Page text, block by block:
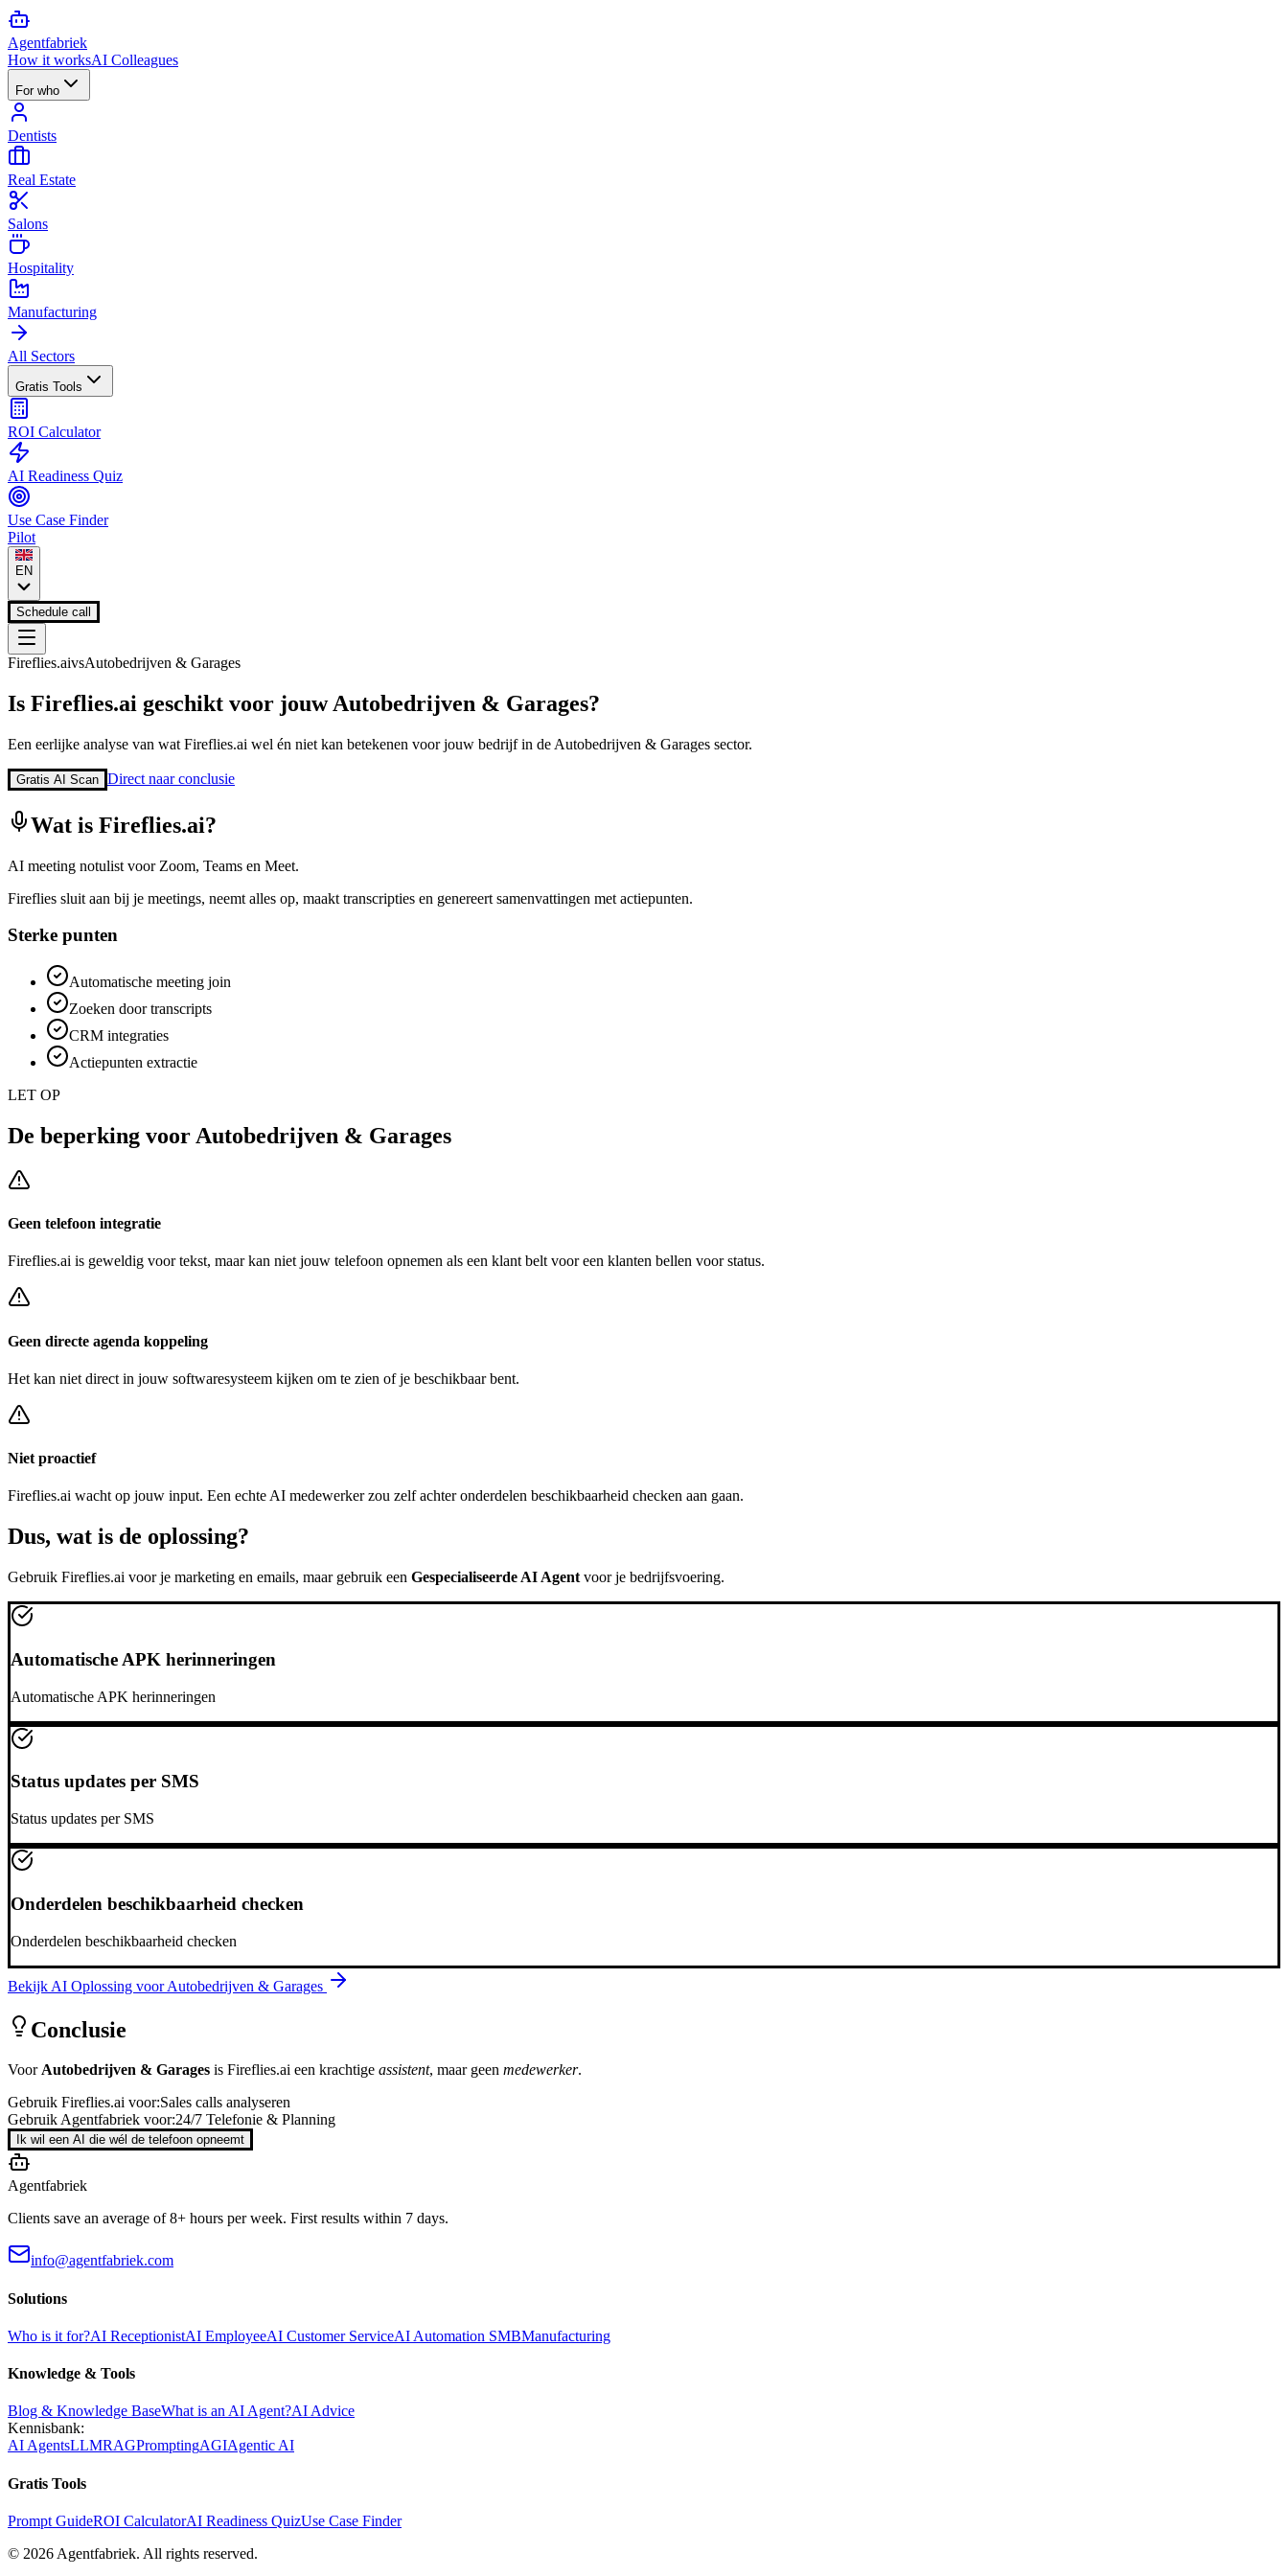
Agentfabriek
How it worksAI Colleagues
For who
Dentists
Real Estate
Salons
Hospitality
Manufacturing
All Sectors
Gratis Tools
ROI Calculator
AI Readiness Quiz
Use Case Finder
Pilot
EN
Schedule call
Fireflies.aivsAutobedrijven & Garages
Is Fireflies.ai geschikt voor jouwAutobedrijven & Garages?
Een eerlijke analyse van wat Fireflies.ai wel én niet kan betekenen voor jouw bedrijf in de Autobedrijven & Garages sector.
Gratis AI Scan Direct naar conclusie
Wat is Fireflies.ai?
AI meeting notulist voor Zoom, Teams en Meet.
Fireflies sluit aan bij je meetings, neemt alles op, maakt transcripties en genereert samenvattingen met actiepunten.
Sterke punten
Automatische meeting join
Zoeken door transcripts
CRM integraties
Actiepunten extractie
LET OP
De beperking voor Autobedrijven & Garages
Geen telefoon integratie
Fireflies.ai is geweldig voor tekst, maar kan niet jouw telefoon opnemen als een klant belt voor een klanten bellen voor status.
Geen directe agenda koppeling
Het kan niet direct in jouw softwaresysteem kijken om te zien of je beschikbaar bent.
Niet proactief
Fireflies.ai wacht op jouw input. Een echte AI medewerker zou zelf achteronderdelen beschikbaarheid checken aan gaan.
Dus, wat is de oplossing?
Gebruik Fireflies.ai voor je marketing en emails, maar gebruik een Gespecialiseerde AI Agent voor je bedrijfsvoering.
Automatische APK herinneringen
Automatische APK herinneringen
Status updates per SMS
Status updates per SMS
Onderdelen beschikbaarheid checken
Onderdelen beschikbaarheid checken
Bekijk AI Oplossing voorAutobedrijven & Garages
Conclusie
VoorAutobedrijven & Garages is Fireflies.ai een krachtige assistent, maar geen medewerker.
Gebruik Fireflies.ai voor:Sales calls analyseren
Gebruik Agentfabriek voor:24/7 Telefonie & Planning
Ik wil een AI die wél de telefoon opneemt
Agentfabriek
Clients save an average of 8+ hours per week. First results within 7 days.
info@agentfabriek.com
Solutions
Who is it for?AI ReceptionistAI EmployeeAI Customer ServiceAI Automation SMBManufacturing
Knowledge & Tools
Blog & Knowledge BaseWhat is an AI Agent?AI Advice
Kennisbank:
AI AgentsLLMRAGPromptingAGIAgentic AI
Gratis Tools
Prompt GuideROI CalculatorAI Readiness QuizUse Case Finder
© 2026 Agentfabriek. All rights reserved.